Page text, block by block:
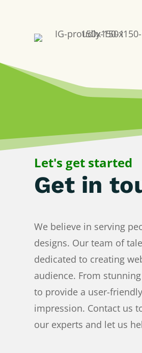
Let's get started
Get in
We believe in serving
designs. Our team of
dedicated to creating
audience. From
to provide a user-
impression. Contact us
our experts and let us